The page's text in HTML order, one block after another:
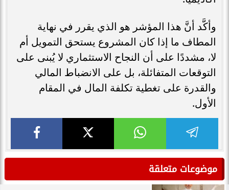
وأكَّد أنَّ هذا المؤشر هو الذي يقرر في نهاية
المطاف ما إذا كان المشروع يستحق التمويل أم
لا، مشددًا على أن النجاح الاستثماري لا يُبنى على
التوقعات المتفائلة، بل على الانضباط المالي
والقدرة على تغطية تكلفة المال في المقام
الأول.
موضوعات متعلقة